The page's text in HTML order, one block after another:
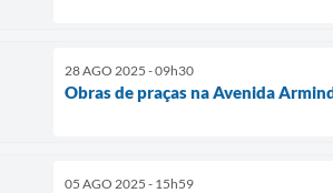
28 AGO 2025 - 09h30
Obras de praças na Avenida
05 AGO 2025 - 15h59